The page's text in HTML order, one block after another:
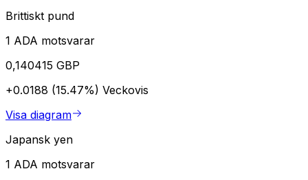
Brittiskt pund
1 ADA motsvarar
0,140415 GBP
+0.0188 (15.47%) Veckovis
Visa diagram
Japansk yen
1 ADA motsvarar